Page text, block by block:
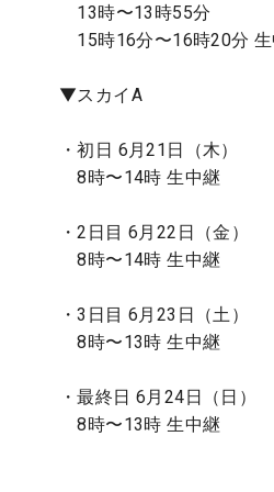
13時〜13時55分
15時16分〜16時20分 生
▼スカイA
・初日 6月21日（木）
8時〜14時 生中継
・2日目 6月22日（金）
8時〜14時 生中継
・3日目 6月23日（土）
8時〜13時 生中継
・最終日 6月24日（日）
8時〜13時 生中継